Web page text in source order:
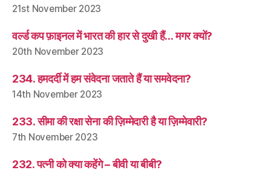
21st November 2023
वर्ल्ड कप फ़ाइनल में भारत की हार से दुखी हैं… मगर क्यों?
20th November 2023
234. हमदर्दी में हम संवेदना जताते हैं या समवेदना?
14th November 2023
233. सीमा की रक्षा सेना की ज़िम्मेदारी है या ज़िम्मेवारी?
7th November 2023
232. पत्नी को क्या कहेंगे – बीवी या बीबी?